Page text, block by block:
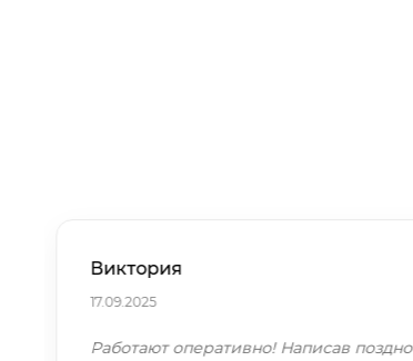
Виктория
17.09.2025
Работают оперативно! Написав поздно